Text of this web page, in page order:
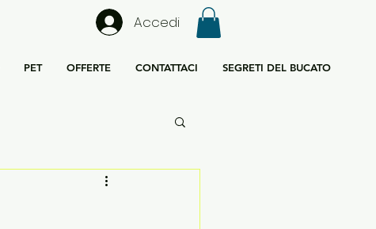
Accedi
PET OFFERTE CONTATTACI SEGRETI DEL BUCATO